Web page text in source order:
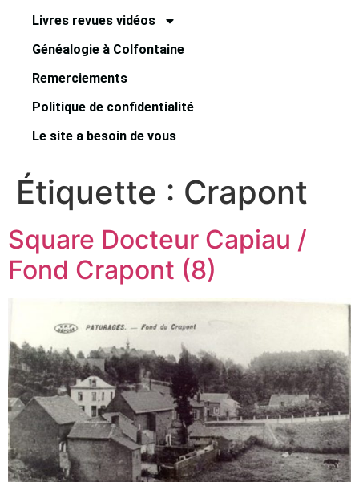
Livres revues vidéos
Généalogie à Colfontaine
Remerciements
Politique de confidentialité
Le site a besoin de vous
Étiquette : Crapont
Square Docteur Capiau /
Fond Crapont (8)